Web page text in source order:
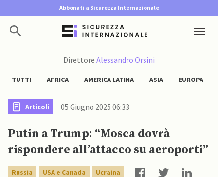
Abbonati a Sicurezza Internazionale
Direttore Alessandro Orsini
TUTTI AFRICA AMERICA LATINA ASIA EUROPA
Articoli 05 Giugno 2025 06:33
Putin a Trump: “Mosca dovrà
rispondere all’attacco su aeroporti”
Russia USA e Canada Ucraina